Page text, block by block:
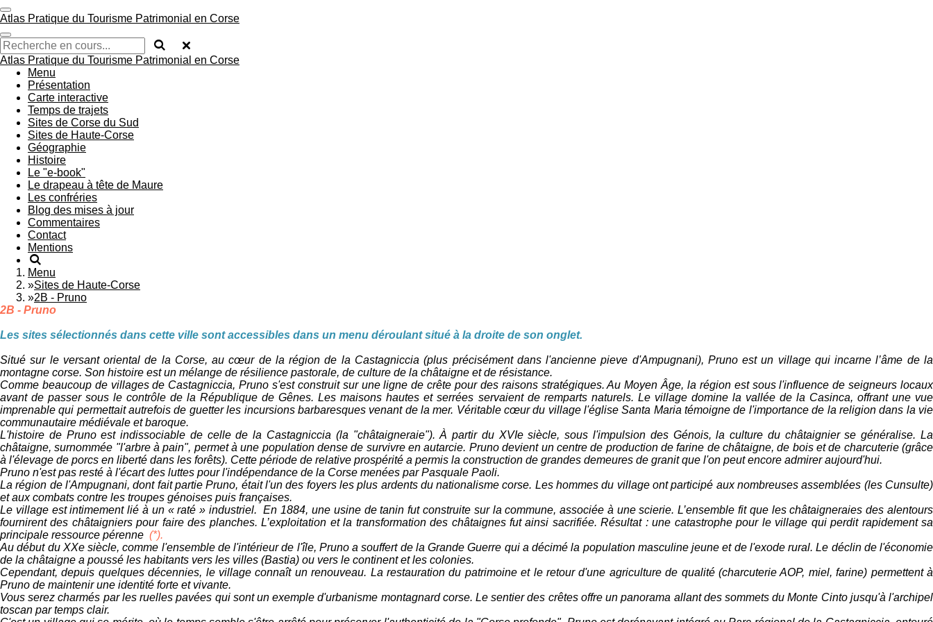
Passer
au
contenu
principal
Atlas Pratique du Tourisme Patrimonial en Corse
Atlas Pratique du Tourisme Patrimonial en Corse
Menu
Présentation
Carte interactive
Temps de trajets
Sites de Corse du Sud
Sites de Haute-Corse
Géographie
Histoire
Le "e-book"
Le drapeau à tête de Maure
Les confréries
Blog des mises à jour
Commentaires
Contact
Mentions
Menu
»Sites de Haute-Corse
»2B - Pruno
2B - Pruno
Les sites sélectionnés dans cette ville sont accessibles dans un menu déroulant situé à la droite de son onglet.
Situé sur le versant oriental de la Corse, au cœur de la région de la Castagniccia (plus précisément dans l'ancienne pieve d'Ampugnani), Pruno est un village qui incarne l’âme de la
montagne corse. Son histoire est un mélange de résilience pastorale, de culture de la châtaigne et de résistance.
Comme beaucoup de villages de Castagniccia, Pruno s'est construit sur une ligne de crête pour des raisons stratégiques. Au Moyen Âge, la région est sous l'influence de seigneurs locaux
avant de passer sous le contrôle de la République de Gênes. Les maisons hautes et serrées servaient de remparts naturels. Le village domine la vallée de la Casinca, offrant une vue
imprenable qui permettait autrefois de guetter les incursions barbaresques venant de la mer. Véritable cœur du village l'église Santa Maria témoigne de l'importance de la religion dans la vie
communautaire médiévale et baroque.
L'histoire de Pruno est indissociable de celle de la Castagniccia (la "châtaigneraie"). À partir du XVIe siècle, sous l'impulsion des Génois, la culture du châtaignier se généralise. La
châtaigne, surnommée "l'arbre à pain", permet à une population dense de survivre en autarcie. Pruno devient un centre de production de farine de châtaigne, de bois et de charcuterie (grâce
à l'élevage de porcs en liberté dans les forêts). Cette période de relative prospérité a permis la construction de grandes demeures de granit que l'on peut encore admirer aujourd'hui.
Pruno n'est pas resté à l'écart des luttes pour l'indépendance de la Corse menées par Pasquale Paoli.
La région de l'Ampugnani, dont fait partie Pruno, était l'un des foyers les plus ardents du nationalisme corse. Les hommes du village ont participé aux nombreuses assemblées (les Cunsulte)
et aux combats contre les troupes génoises puis françaises.
Le village est intimement lié à un « raté » industriel. En 1884, une usine de tanin fut construite sur la commune, associée à une scierie. L’ensemble fit que les châtaigneraies des alentours
fournirent des châtaigniers pour faire des planches. L’exploitation et la transformation des châtaignes fut ainsi sacrifiée. Résultat : une catastrophe pour le village qui perdit rapidement sa
principale ressource pérenne (*).
Au début du XXe siècle, comme l'ensemble de l'intérieur de l'île, Pruno a souffert de la Grande Guerre qui a décimé la population masculine jeune et de l'exode rural. Le déclin de l'économie
de la châtaigne a poussé les habitants vers les villes (Bastia) ou vers le continent et les colonies.
Cependant, depuis quelques décennies, le village connaît un renouveau. La restauration du patrimoine et le retour d'une agriculture de qualité (charcuterie AOP, miel, farine) permettent à
Pruno de maintenir une identité forte et vivante.
Vous serez charmés par les ruelles pavées qui sont un exemple d'urbanisme montagnard corse. Le sentier des crêtes offre un panorama allant des sommets du Monte Cinto jusqu'à l'archipel
toscan par temps clair.